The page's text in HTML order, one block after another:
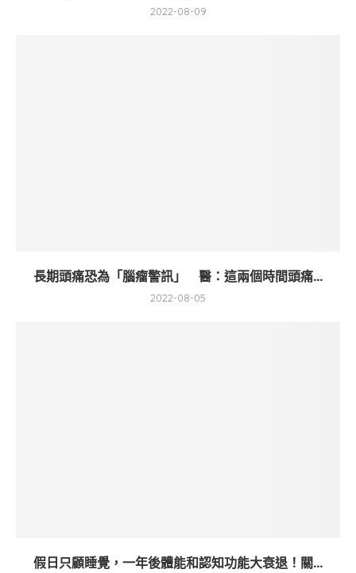
2022-08-09
長期頭痛恐為「腦瘤警訊」 醫：這兩個時間頭痛...
2022-08-05
假日只顧睡覺，一年後體能和認知功能大衰退！關...